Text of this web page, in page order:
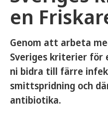
en
Genom att arbeta
Sveriges kriterier för
ni bidra till färre
smittspridning och
antibiotika.